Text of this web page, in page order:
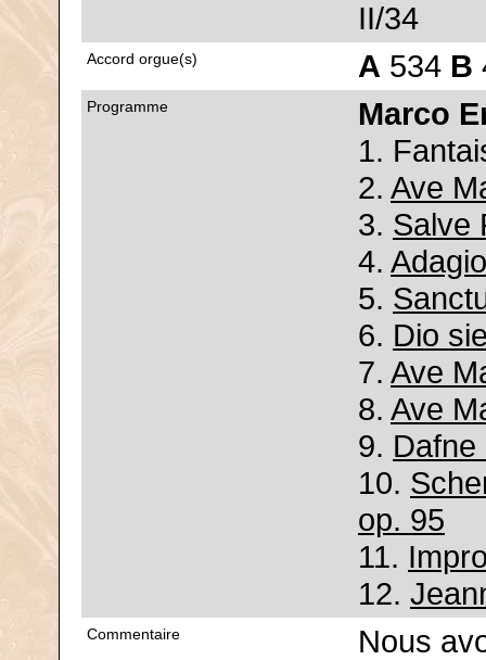
II/34
Accord orgue(s) A 534 B
Programme
Marco
1.
2. Ave
3. Salve
4.
5.
6. Dio
7. Ave
8. Ave
9. Dafne
10.
op. 95
11.
12.
Commentaire
Nous